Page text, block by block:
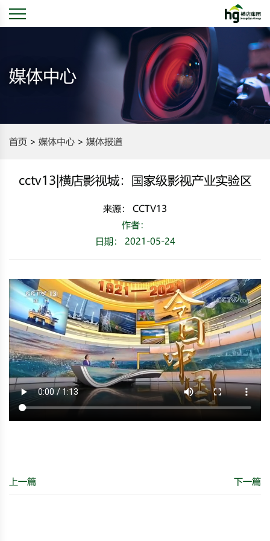
媒体中心
首页 媒体中心 媒体报道
cctv13|横店影视城：国家级影视产业实验区
来源： CCTV13
作者：
日期： 2021-05-24
上一篇 下一篇